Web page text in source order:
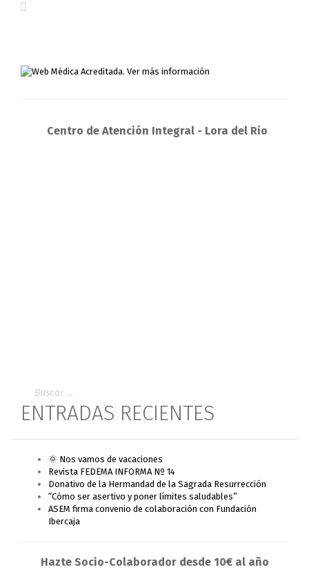
Centro de Atención Integral - Lora del Rio
ENTRADAS RECIENTES
🌞 Nos vamos de vacaciones
Revista FEDEMA INFORMA Nº 14
Donativo de la Hermandad de la Sagrada Resurrección
“Cómo ser asertivo y poner límites saludables”
ASEM firma convenio de colaboración con Fundación
Ibercaja
Hazte Socio-Colaborador desde 10€ al año